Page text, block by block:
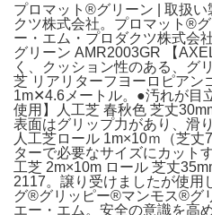
プロマット®グリーン | 取扱
クツ株式会社。プロマット®
ー・エム・プロダクツ株式会
グリーン AMR2003GR 【
く、クッション性のある、グ
芝 リアリターフヨーロピア
1m✕4.6メートル。●汚れが目
使用】人工芝 春秋色 芝丈
表面はグリップ力があり、滑
人工芝ロール 1m×10ｍ（芝
ターで必要なサイズにカット
工芝 2m×10m ロール 芝丈
2117。譲り受けましたが使用
グ®グリッピー®マンモス®グ
エー・エム。安全の意識を高